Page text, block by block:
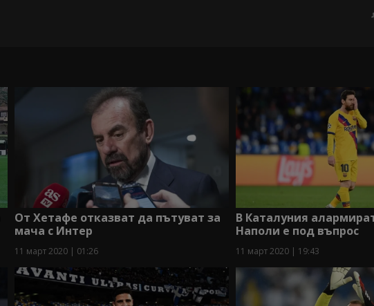
От Хетафе отказват да пътуват за
мача с Интер
11 март 2020 | 01:26
В Каталуния
Наполи е под въпрос
11 март 2020 | 19:43